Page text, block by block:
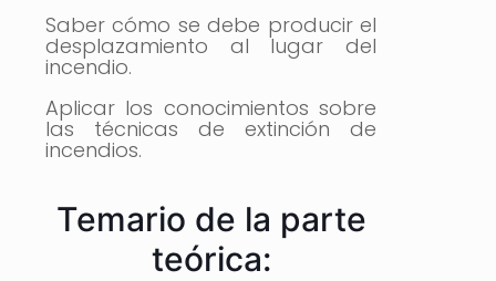
Saber cómo se debe producir el
desplazamiento al lugar del
incendio.
Aplicar los conocimientos sobre
las técnicas de extinción de
incendios.
Temario de la parte
teórica: